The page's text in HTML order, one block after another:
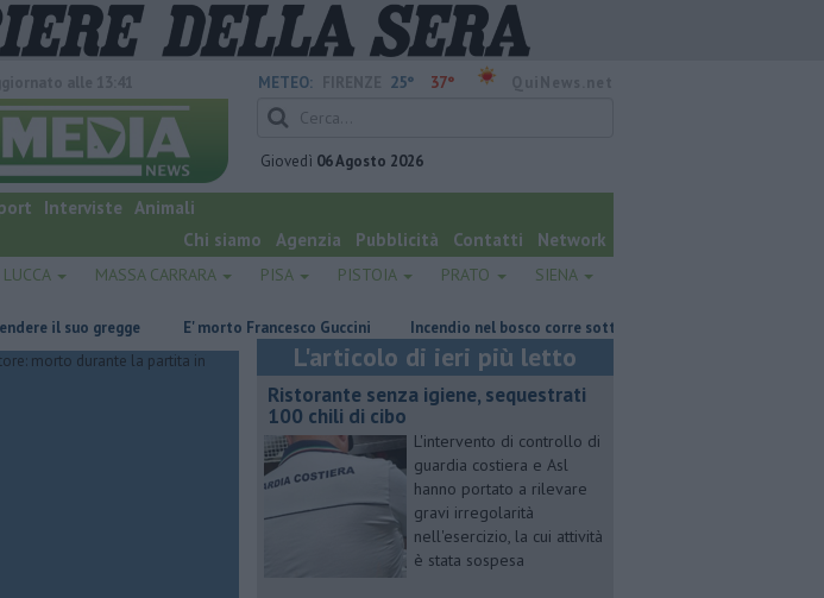
METEO: 25° 37°
Giovedì 06 Agosto 2026
Interviste Animali
Chi siamo
Agenzia Pubblicità Contatti Network
LUCCA MASSA CARRARA PISA PISTOIA PRATO SIENA
suo gregge E' morto Francesco Guccini Incendio nel bosco corre sotto la linea elettrica
L'articolo di ieri più letto
Ristorante senza igiene, sequestrati
100 chili di cibo
L'intervento di controllo di
guardia costiera e Asl
hanno portato a rilevare
gravi irregolarità
nell'esercizio, la cui attività
è stata sospesa